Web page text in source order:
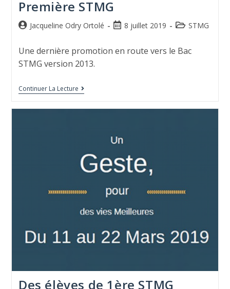
Première STMG
Jacqueline Odry Ortolé 8 juillet 2019 STMG
Une dernière promotion en route vers le Bac
STMG version 2013.
Continuer La Lecture
Des élèves de 1ère STMG